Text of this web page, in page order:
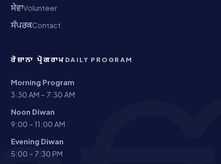
ਸੇਵਾVolunteer
ਸੰਪਰਕContact
ਰੋਜ਼ਾਨਾ ਪ੍ਰੋਗਰਾਮ DAILY PROGRAM
Morning Program
3:30 AM – 7:30 AM
Noon Diwan
9:00 – 11:00 AM
Evening Diwan
5:00 – 7:30 PM